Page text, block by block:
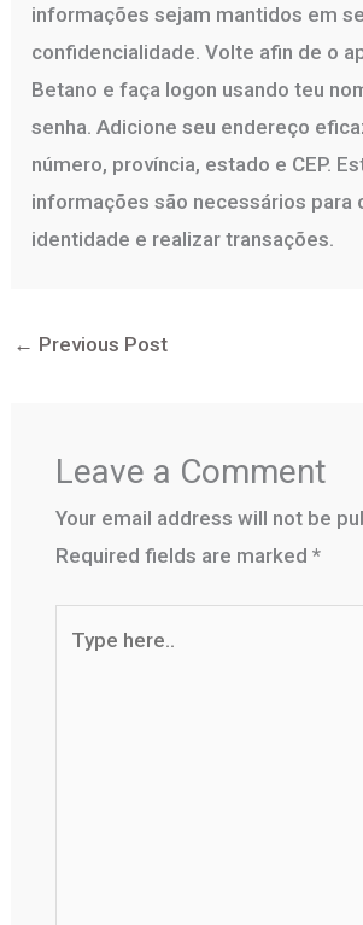
informações sejam mantidos em
confidencialidade. Volte afin de o
Betano e faça logon usando teu
senha. Adicione seu endereço
número, província, estado e CEP.
informações são necessários para
identidade e realizar transações.
← Previous Post
Leave a Comment
Your email address will not be
Required fields are marked *